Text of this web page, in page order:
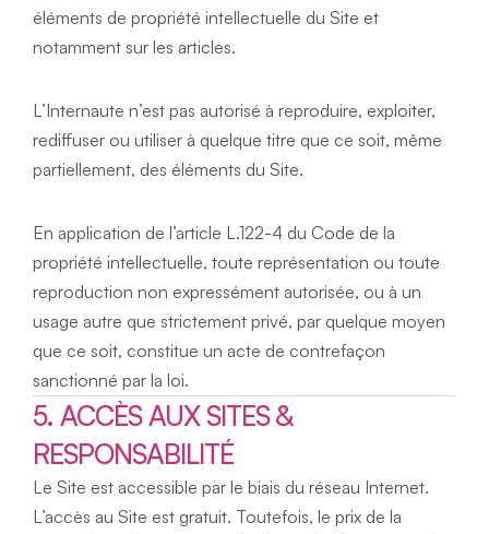
éléments de propriété intellectuelle du Site et
notamment sur les articles.
L’Internaute n’est pas autorisé à reproduire, exploiter,
rediffuser ou utiliser à quelque titre que ce soit, même
partiellement, des éléments du Site.
En application de l’article L.122-4 du Code de la
propriété intellectuelle, toute représentation ou toute
reproduction non expressément autorisée, ou à un
usage autre que strictement privé, par quelque moyen
que ce soit, constitue un acte de contrefaçon
sanctionné par la loi.
5. ACCÈS AUX SITES &
RESPONSABILITÉ
Le Site est accessible par le biais du réseau Internet.
L’accès au Site est gratuit. Toutefois, le prix de la